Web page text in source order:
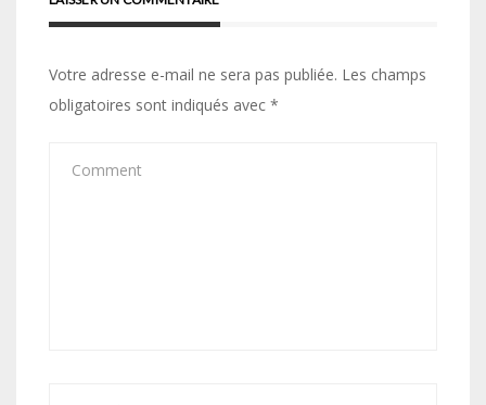
Votre adresse e-mail ne sera pas publiée. Les champs
obligatoires sont indiqués avec *